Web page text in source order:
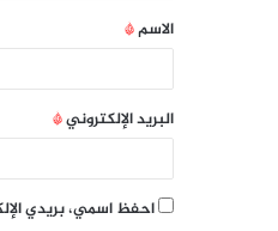
الاسم*
البريد الإلكتروني*
احفظ اسمي، بريدي